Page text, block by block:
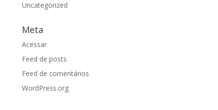
Uncategorized
Meta
Acessar
Feed de posts
Feed de comentários
WordPress.org